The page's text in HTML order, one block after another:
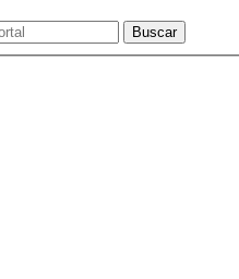
Buscar